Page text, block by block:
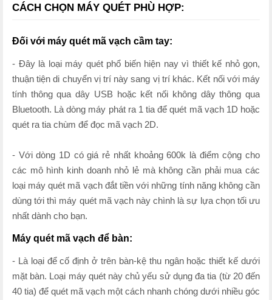
CÁCH CHỌN MÁY QUÉT PHÙ HỢP:
Đối với máy quét mã vạch cầm tay:
- Đây là loại máy quét phổ biến hiện nay vì thiết kế nhỏ gọn,
thuận tiện di chuyển vị trí này sang vị trí khác. Kết nối với máy
tính thông qua dây USB hoặc kết nối không dây thông qua
Bluetooth. Là dòng máy phát ra 1 tia để quét mã vạch 1D hoặc
quét ra tia chùm để đọc mã vạch 2D.
- Với dòng 1D có giá rẻ nhất khoảng 600k là điểm cộng cho
các mô hình kinh doanh nhỏ lẻ mà không cần phải mua các
loại máy quét mã vạch đắt tiền với những tính năng không cần
dùng tới thì máy quét mã vạch này chình là sự lựa chọn tối ưu
nhất dành cho bạn.
Máy quét mã vạch để bàn:
- Là loại để cố định ở trên bàn-kệ thu ngân hoặc thiết kế dưới
mặt bàn. Loại máy quét này chủ yếu sử dụng đa tia (từ 20 đến
40 tia) để quét mã vạch một cách nhanh chóng dưới nhiều góc